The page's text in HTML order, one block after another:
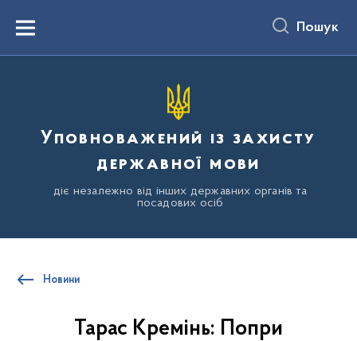
вмістуMenu Пошук
Уповноважений із захисту
державної мови
діє незалежно від інших державних органів та
посадових осіб
Новини
Тарас Кремінь: Попри